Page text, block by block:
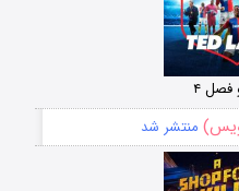
فصل ۴
منتشر شد